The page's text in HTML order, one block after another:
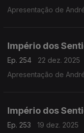
Apresentação de
Império dos
Ep. 254
22 dez. 2025
Apresentação de
Império dos
Ep. 253
19 dez. 2025